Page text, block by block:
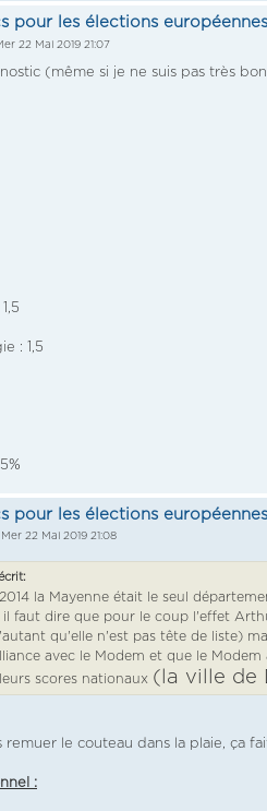
pour les élections européennes
22 Mai 2019 21:07
(même si je ne suis pas très
: 1,5
pour les élections européennes
Mer 22 Mai 2019 21:08
2014 la Mayenne était le seul
il faut dire que pour le coup l'effet
qu'elle n'est pas tête de liste)
avec le Modem et que le
scores nationaux (la ville de
remuer le couteau dans la plaie, ça
: